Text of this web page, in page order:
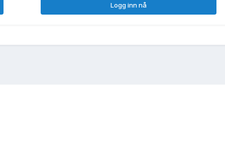
Logg inn nå